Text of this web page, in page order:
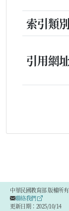
索引類
引用網
中華民國教育部 版權所
聯絡我們
更新日期：2025/10/14